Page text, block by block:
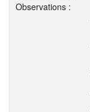
Observations :